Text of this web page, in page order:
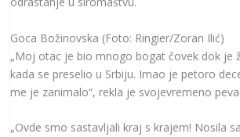
Goca Božinovska (Foto: Ringier/Zoran Ilić)
„Moj otac je bio mnogo bogat čovek dok je
kada se preselio u Srbiju. Imao je petoro
me je zanimalo“, rekla je svojevremeno
„Ovde smo sastavljali kraj s krajem! Nosila